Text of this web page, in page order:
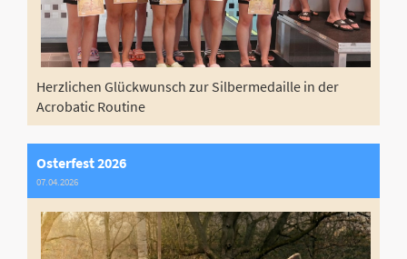
Herzlichen Glückwunsch zur Silbermedaille in der
Acrobatic Routine
Osterfest 2026
07.04.2026